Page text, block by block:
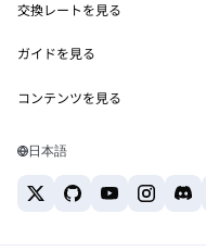
MetaMask Connect
Snaps
Web3サービス
セキュリティ
サポート
キャリア
お問い合わせ
イーサリアムの価格
Solanaの価格
Tetherの価格
交換レートを見る
ETH→USD
USDT→INR
BTC→INR
ETH→USDT
ガイドを見る
ETHの購入
USDTの購入
コンテンツを見る
Solanaウォレット
日本語